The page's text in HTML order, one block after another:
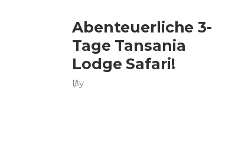
Abenteuerliche 3-
Tage Tansania
Lodge Safari!
By